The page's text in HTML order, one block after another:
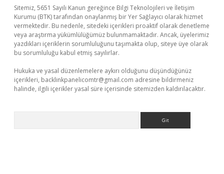
Sitemiz, 5651 Sayılı Kanun gereğince Bilgi Teknolojileri ve İletişim
Kurumu (BTK) tarafından onaylanmış bir Yer Sağlayıcı olarak hizmet
vermektedir. Bu nedenle, sitedeki içerikleri proaktif olarak denetleme
veya araştırma yükümlülüğümüz bulunmamaktadır. Ancak, üyelerimiz
yazdıkları içeriklerin sorumluluğunu taşımakta olup, siteye üye olarak
bu sorumluluğu kabul etmiş sayılırlar.
Hukuka ve yasal düzenlemelere aykırı olduğunu düşündüğünüz
içerikleri, backlinkpanelicomtr@gmail.com adresine bildirmeniz
halinde, ilgili içerikler yasal süre içerisinde sitemizden kaldırılacaktır.